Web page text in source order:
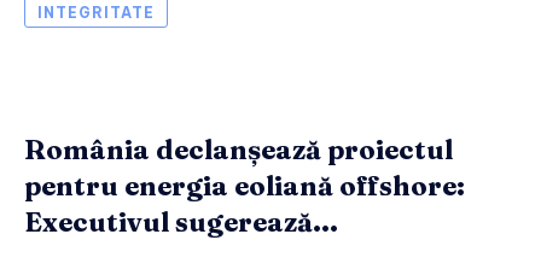
INTEGRITATE
România declanșează proiectul
pentru energia eoliană offshore:
Executivul sugerează...